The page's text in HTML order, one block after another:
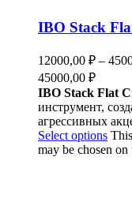
IBO Stack
12000,00 ₽ –
45000,00 ₽
IBO Stack Flat
инструмент,
агрессивных
Select options
may be chosen